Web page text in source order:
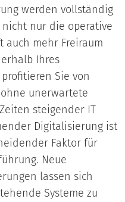
werden vollständig
nur die operative
auch mehr Freiraum
Ihres
Sie von
unerwartete
steigender IT
Digitalisierung ist
Faktor für
Neue
lassen sich
Systeme zu